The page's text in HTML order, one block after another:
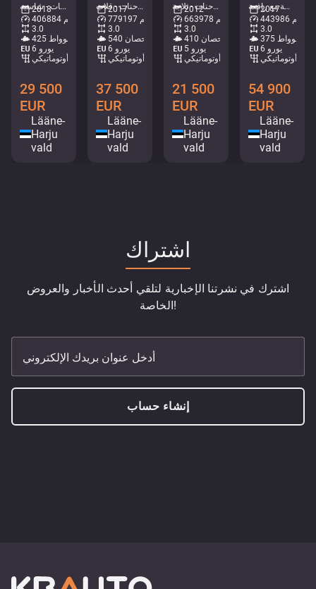
شاحنات - شاسيه • M435-3734
2018
406884 كم
3.0
425 كيلوواط
يورو 6
أوتوماتيكي
29 500
EUR
Lääne-
Harju
vald
شاحنات - قلاب • M250-4095
2017
779197 كم
3.0
540 حصان
يورو 6
أوتوماتيكي
37 500
EUR
Lääne-
Harju
vald
شاحنات - ثلاجة • M420-1252
2012
663978 كم
3.0
410 حصان
يورو 5
أوتوماتيكي
21 500
EUR
Lääne-
Harju
vald
شاحنات - سطحة / جوانب ساقطة مع رافعة • M705-0206 2017
443986 كم
3.0
375 كيلوواط
يورو 6
أوتوماتيكي
54 900
EUR
Lääne-
Harju
vald
اشتراك
اشترك في نشرتنا الإخبارية لتلقي أحدث الأخبار والعروض
الخاصة!
أدخل عنوان بريدك الإلكتروني
إنشاء حساب